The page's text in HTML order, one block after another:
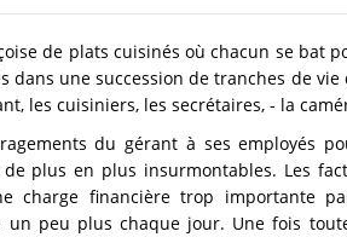
de plats cuisinés où chacun se bat
dans une succession de tranches de
les cuisiniers, les secrétaires, - la
du gérant à ses employés
plus en plus insurmontables. Les
charge financière trop
un peu plus chaque jour. Une fois